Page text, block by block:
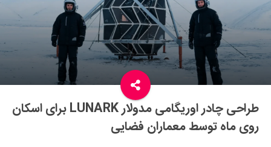
دکوراسیون و چیدمان
غذا
رستوران گردی
آشپزی
سفر و گردشگری
ایران گردی
جهان گردی
طراحی چادر اوریگامی مدولار LUNARK برای اسکان
روی ماه توسط معماران فضایی